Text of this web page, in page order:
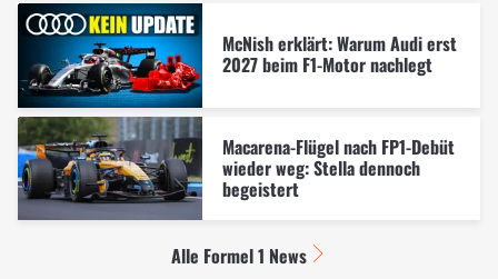
McNish erklärt: Warum Audi erst
2027 beim F1-Motor nachlegt
Macarena-Flügel nach FP1-Debüt
wieder weg: Stella dennoch
begeistert
Alle Formel 1 News